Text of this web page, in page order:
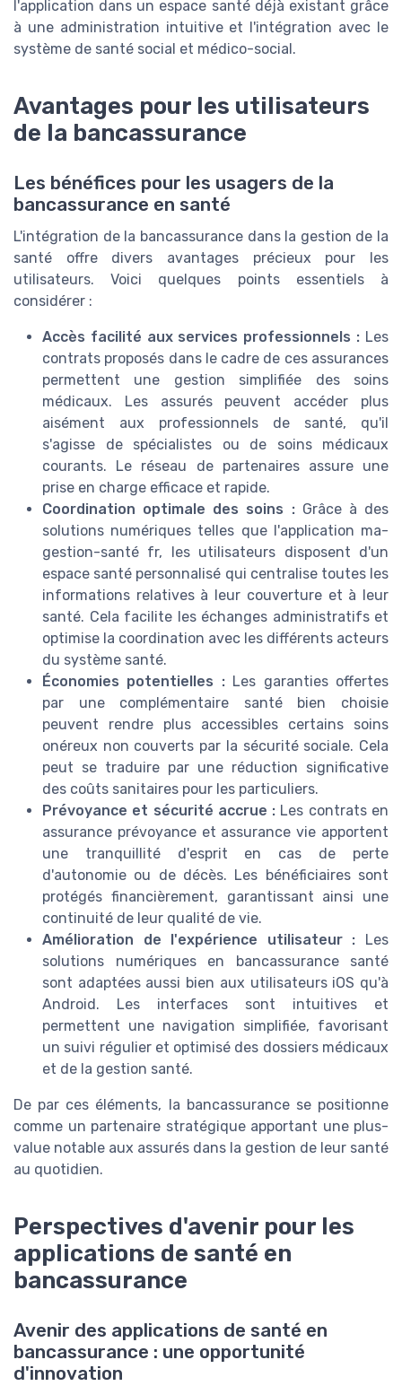
l'application dans un espace santé déjà existant grâce
à une administration intuitive et l'intégration avec le
système de santé social et médico-social.
Avantages pour les utilisateurs
de la bancassurance
Les bénéfices pour les usagers de la
bancassurance en santé
L'intégration de la bancassurance dans la gestion de la
santé offre divers avantages précieux pour les
utilisateurs. Voici quelques points essentiels à
considérer :
Accès facilité aux services professionnels : Les
contrats proposés dans le cadre de ces assurances
permettent une gestion simplifiée des soins
médicaux. Les assurés peuvent accéder plus
aisément aux professionnels de santé, qu'il
s'agisse de spécialistes ou de soins médicaux
courants. Le réseau de partenaires assure une
prise en charge efficace et rapide.
Coordination optimale des soins : Grâce à des
solutions numériques telles que l'application ma-
gestion-santé fr, les utilisateurs disposent d'un
espace santé personnalisé qui centralise toutes les
informations relatives à leur couverture et à leur
santé. Cela facilite les échanges administratifs et
optimise la coordination avec les différents acteurs
du système santé.
Économies potentielles : Les garanties offertes
par une complémentaire santé bien choisie
peuvent rendre plus accessibles certains soins
onéreux non couverts par la sécurité sociale. Cela
peut se traduire par une réduction significative
des coûts sanitaires pour les particuliers.
Prévoyance et sécurité accrue : Les contrats en
assurance prévoyance et assurance vie apportent
une tranquillité d'esprit en cas de perte
d'autonomie ou de décès. Les bénéficiaires sont
protégés financièrement, garantissant ainsi une
continuité de leur qualité de vie.
Amélioration de l'expérience utilisateur : Les
solutions numériques en bancassurance santé
sont adaptées aussi bien aux utilisateurs iOS qu'à
Android. Les interfaces sont intuitives et
permettent une navigation simplifiée, favorisant
un suivi régulier et optimisé des dossiers médicaux
et de la gestion santé.
De par ces éléments, la bancassurance se positionne
comme un partenaire stratégique apportant une plus-
value notable aux assurés dans la gestion de leur santé
au quotidien.
Perspectives d'avenir pour les
applications de santé en
bancassurance
Avenir des applications de santé en
bancassurance : une opportunité
d'innovation